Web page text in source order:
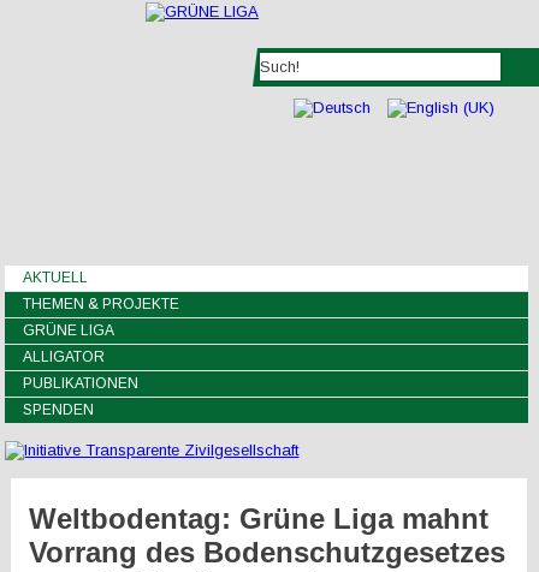
AKTUELL
THEMEN & PROJEKTE
GRÜNE LIGA
ALLIGATOR
PUBLIKATIONEN
SPENDEN
Weltbodentag: Grüne Liga mahnt
Vorrang des Bodenschutzgesetzes